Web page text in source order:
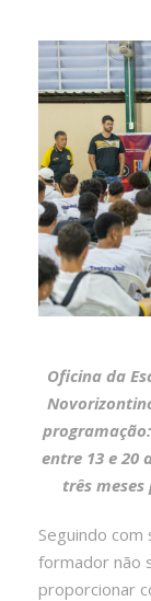
Oficina da
entre 13 e 20
três
Seguindo
formador não
proporcionar